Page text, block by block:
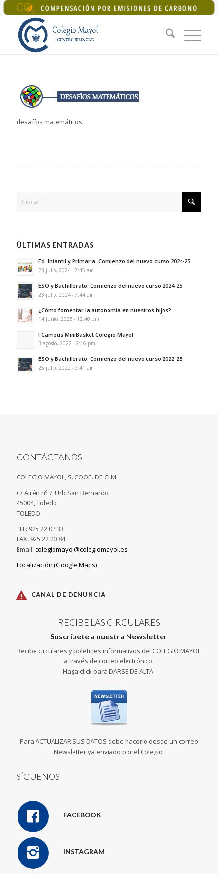
+34 925 22 07 33| colegiomayol@colegiomayol.es
desafíos matemáticos
ÚLTIMAS ENTRADAS
Ed. Infantil y Primaria. Comienzo del nuevo curso 2024-25
23 julio, 2024 - 7:45 am
ESO y Bachillerato. Comienzo del nuevo curso 2024-25
23 julio, 2024 - 7:44 am
¿Cómo fomentar la autonomía en nuestros hijos?
14 junio, 2023 - 12:40 pm
I Campus MiniBasket Colegio Mayol
3 agosto, 2022 - 2:16 pm
ESO y Bachillerato. Comienzo del nuevo curso 2022-23
25 julio, 2022 - 9:41 am
CONTÁCTANOS
COLEGIO MAYOL, S. COOP. DE CLM.
C/ Airén nº 7, Urb San Bernardo
45004, Toledo
TOLEDO
TLF: 925 22 07 33
FAX: 925 22 20 84
Email: colegiomayol@colegiomayol.es
Localización (Google Maps)
CANAL DE DENUNCIA
RECIBE LAS CIRCULARES
Suscríbete a nuestra Newsletter
Recibe circulares y boletines informativos del COLEGIO MAYOL
a través de correo electrónico.
Haga click para DARSE DE ALTA.
Para ACTUALIZAR SUS DATOS debe hacerlo desde un correo
Newsletter ya enviado por el Colegio.
SÍGUENOS
FACEBOOK
INSTAGRAM